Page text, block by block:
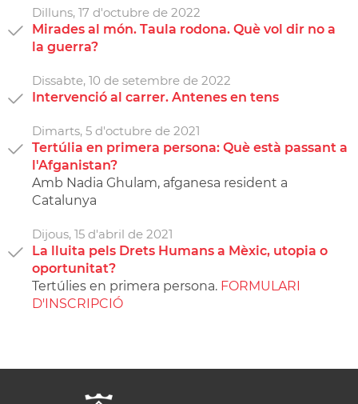
Dilluns, 17 d'octubre de 2022
Mirades al món. Taula rodona. Què vol dir no a
la guerra?
Dissabte, 10 de setembre de 2022
Intervenció al carrer. Antenes en tens
Dimarts, 5 d'octubre de 2021
Tertúlia en primera persona: Què està passant a
l'Afganistan?
Amb Nadia Ghulam, afganesa resident a
Catalunya
Dijous, 15 d'abril de 2021
La lluita pels Drets Humans a Mèxic, utopia o
oportunitat?
Tertúlies en primera persona. FORMULARI
D'INSCRIPCIÓ